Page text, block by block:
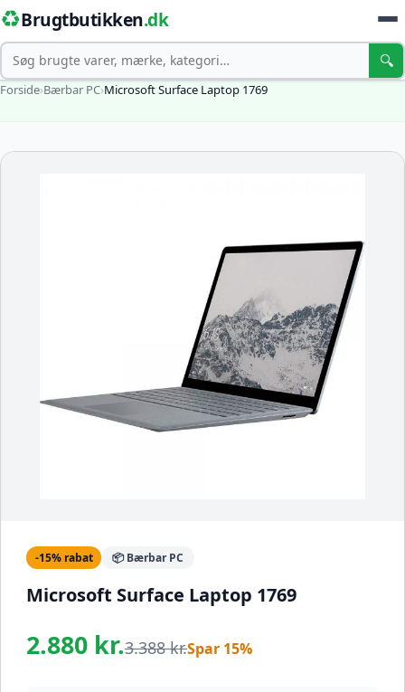
♻️Brugtbutikken.dk
Søg 🔍
Forside›Bærbar PC›Microsoft Surface Laptop 1769
-15% rabat 📦 Bærbar PC
Microsoft Surface Laptop 1769
2.880 kr.3.388 kr.Spar 15%